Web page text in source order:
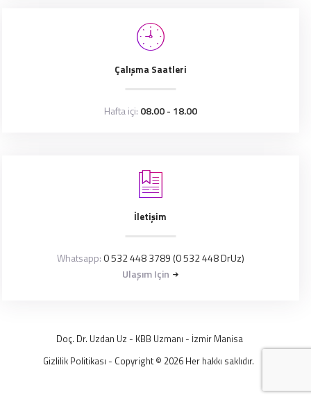
Çalışma Saatleri
Hafta içi: 08.00 - 18.00
İletişim
Whatsapp: 0 532 448 3789 (0 532 448 DrUz)
Ulaşım Için
Doç. Dr. Uzdan Uz - KBB Uzmanı - İzmir Manisa
Gizlilik Politikası - Copyright © 2026 Her hakkı saklıdır.